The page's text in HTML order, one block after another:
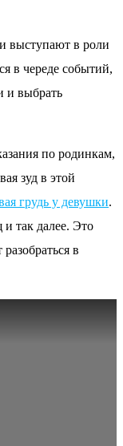
выступают в роли
в череде событий,
и выбрать
по родинкам,
зуд в этой
грудь у девушки.
так далее. Это
в